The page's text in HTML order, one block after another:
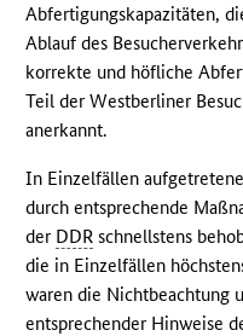
Abfertigungskapazitäten,
Ablauf des
korrekte und höfliche
Teil der Westberliner
anerkannt.
In Einzelfällen
durch entsprechende
der DDR schnellstens
die in Einzelfällen
waren die Nichtbeachtung
entsprechender Hinweise